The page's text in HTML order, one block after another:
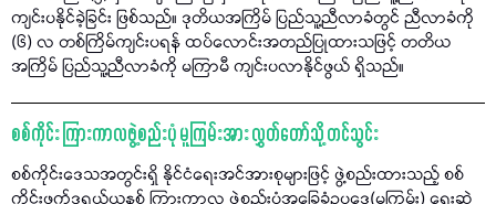
ကျင်းပနိုင်ခဲ့ခြင်း ဖြစ်သည်။ ဒုတိယအကြိမ် ပြည်သူ့ညီလာခံတွင် ညီလာခံကို
(၆) လ တစ်ကြိမ်ကျင်းပရန် ထပ်လောင်းအတည်ပြုထားသဖြင့် တတိယ
အကြိမ် ပြည်သူ့ညီလာခံကို မကြာမီ ကျင်းပလာနိုင်ဖွယ် ရှိသည်။
စစ်ကိုင်း ကြားကာလဖွဲ့စည်းပုံ မူကြမ်းအား လွှတ်တော်သို့ တင်သွင်း
စစ်ကိုင်းဒေသအတွင်းရှိ နိုင်ငံရေးအင်အားစုများဖြင့် ဖွဲ့စည်းထားသည့် စစ်